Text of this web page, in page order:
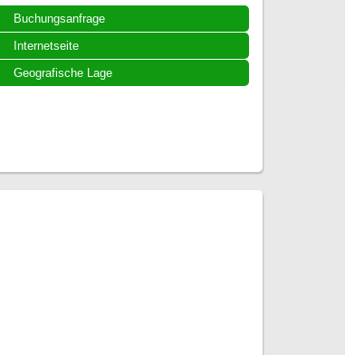
Buchungsanfrage
Internetseite
Geografische Lage